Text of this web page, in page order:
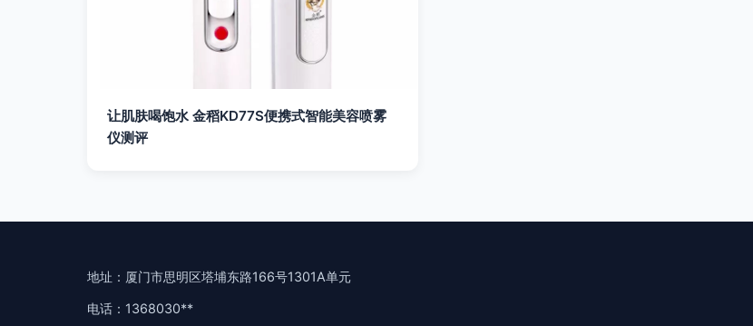
让肌肤喝饱水 金稻KD77S便携式智能美容喷雾
仪测评
地址：厦门市思明区塔埔东路166号1301A单元
电话：1368030**